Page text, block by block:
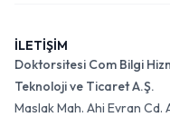
İLETİŞİM
Doktorsitesi Com Bilgi
Teknoloji ve Ticaret A.Ş.
Maslak Mah. Ahi Evran Cd.